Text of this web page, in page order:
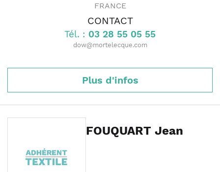
FRANCE
CONTACT
Tél. : 03 28 55 05 55
dow@mortelecque.com
Plus d'infos
FOUQUART Jean